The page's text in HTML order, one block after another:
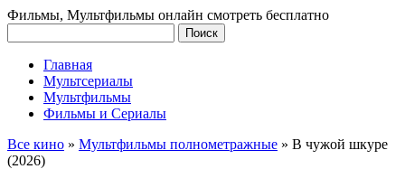
Фильмы, Мультфильмы онлайн смотреть бесплатно
Главная
Мультсериалы
Мультфильмы
Фильмы и Сериалы
Все кино » Мультфильмы полнометражные » В чужой шкуре
(2026)